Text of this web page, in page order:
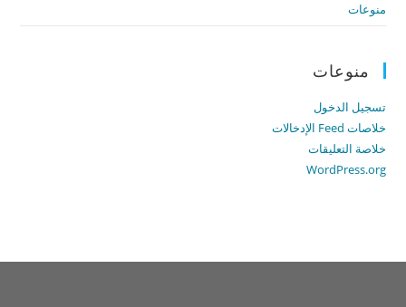
منوعات
منوعات
تسجيل الدخول
خلاصات Feed الإدخالات
خلاصة التعليقات
WordPress.org